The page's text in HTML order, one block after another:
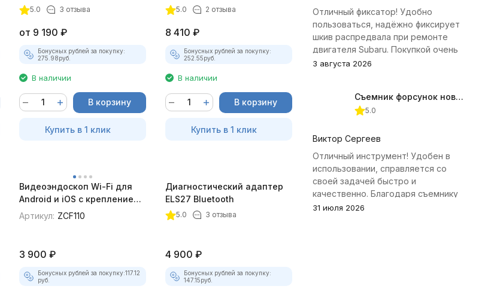
ТК-01 (v2) (полный
5.0 3 отзыва
от 9 190 ₽
Бонусных рублей за покупку:
275.98руб.
В наличии
В корзину
Купить в 1 клик
5.0 2 отзыва
8 410 ₽
Бонусных рублей за покупку:
252.55руб.
В наличии
В корзину
Купить в 1 клик
Видеоэндоскоп Wi-Fi для
Android и iOS с креплением
для смартфона
Артикул: ZCF110
3 900 ₽
Бонусных рублей за покупку:117.12
руб.
Диагностический адаптер
ELS27 Bluetooth
5.0 3 отзыва
4 900 ₽
Бонусных рублей за покупку:
147.15руб.
Отличный фиксатор! Удобно
пользоваться, надёжно фиксирует
шкив распредвала при ремонте
двигателя Subaru. Покупкой очень
доволен.
3 августа 2026
Съемник форсунок новых дизельных двигателей Jonnesway
5.0
Виктор Сергеев
Отличный инструмент! Удобен в
использовании, справляется со
своей задачей быстро и
качественно. Благодаря съемнику
удалось избежать лишних хлопот с
31 июля 2026